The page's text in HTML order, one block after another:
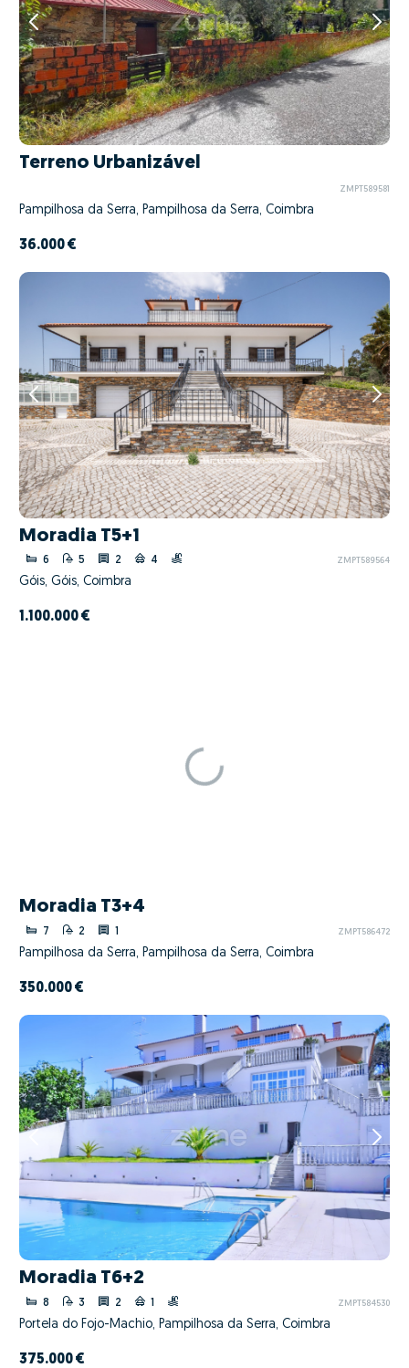
Terreno Urbanizável
ZMPT589581
Pampilhosa da Serra, Pampilhosa da Serra, Coimbra
36.000 €
Moradia T5+1
6 5 2 4 ZMPT589564
Góis, Góis, Coimbra
1.100.000 €
Moradia T3+4
7 2 1 ZMPT586472
Pampilhosa da Serra, Pampilhosa da Serra, Coimbra
350.000 €
Moradia T6+2
8 3 2 1 ZMPT584530
Portela do Fojo-Machio, Pampilhosa da Serra, Coimbra
375.000 €